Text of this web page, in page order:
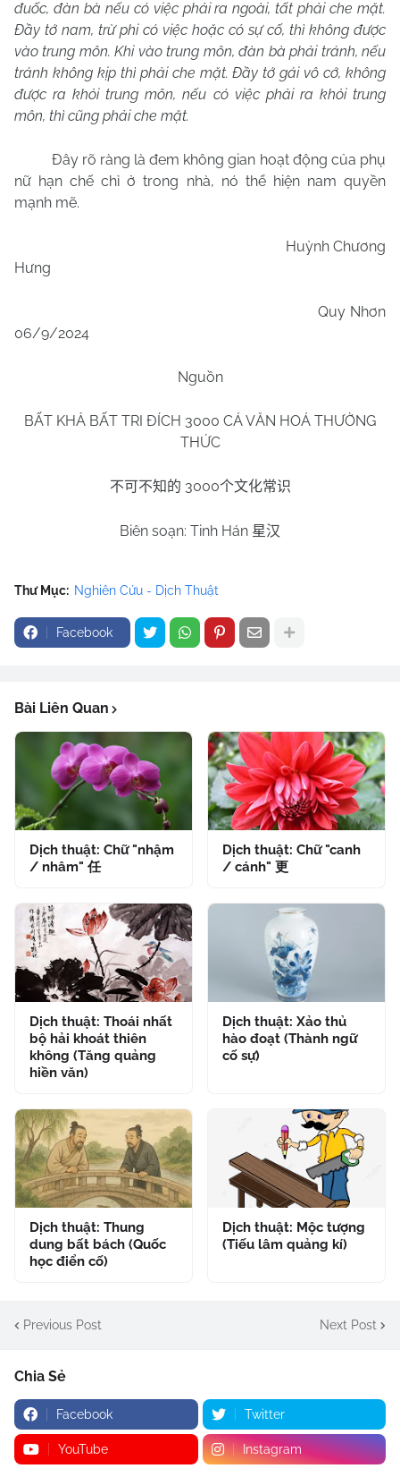
đuốc, đàn bà nếu có việc phải ra ngoài, tất phải che mặt.
Đầy tớ nam, trừ phi có việc hoặc có sự cố, thì không được
vào trung môn. Khi vào trung môn, đàn bà phải tránh, nếu
tránh không kịp thì phải che mặt. Đầy tớ gái vô cớ, không
được ra khỏi trung môn, nếu có việc phải ra khỏi trung
môn, thì cũng phải che mặt.
Đây rõ ràng là đem không gian hoạt động của phụ
nữ hạn chế chỉ ở trong nhà, nó thể hiện nam quyền
mạnh mẽ.
Huỳnh Chương
Hưng
Quy Nhơn
06/9/2024
Nguồn
BẤT KHẢ BẤT TRI ĐÍCH 3000 CÁ VĂN HOÁ THƯỜNG
THỨC
不可不知的 3000个文化常识
Biên soạn: Tinh Hán 星汉
Thư Mục: Nghiên Cứu - Dịch Thuật
Facebook
Bài Liên Quan
Dịch thuật: Chữ "nhậm
/ nhâm" 任
Dịch thuật: Chữ "canh
/ cánh" 更
Dịch thuật: Thoái nhất
bộ hải khoát thiên
không (Tăng quảng
hiền văn)
Dịch thuật: Xảo thủ
hào đoạt (Thành ngữ
cố sự)
Dịch thuật: Thung
dung bất bách (Quốc
học điển cố)
Dịch thuật: Mộc tượng
(Tiếu lâm quảng kí)
Previous Post Next Post
Chia Sẻ
Facebook Twitter
YouTube Instagram